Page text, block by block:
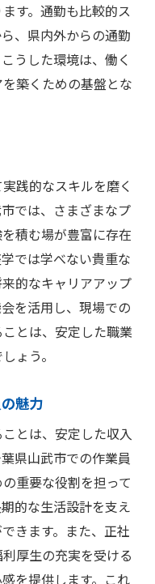
備する
査する
る
する
リア
環境
を築く
通じた交流
大切に
す。通勤も比較的ス
、県内外からの通勤
うした環境は、働く
築くための基盤とな
践的なスキルを磨く
では、さまざまなプ
積む場が豊富に存在
では学べない貴重な
的なキャリアアップ
を活用し、現場での
とは、安定した職業
ょう。
魅力
とは、安定した収入
県山武市での作業員
重要な役割を担って
的な生活設計を支え
きます。また、正社
厚生の充実を受ける
を提供します。これ